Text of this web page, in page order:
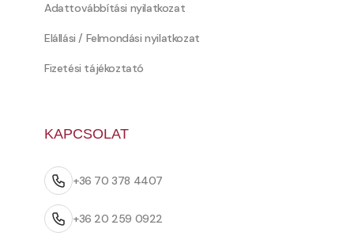
Adattovábbítási nyilatkozat
Elállási / Felmondási nyilatkozat
Fizetési tájékoztató
KAPCSOLAT
+36 70 378 4407
+36 20 259 0922